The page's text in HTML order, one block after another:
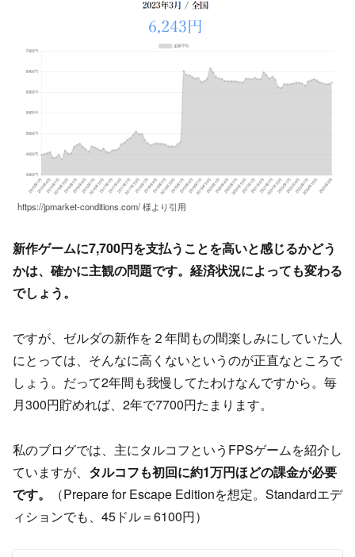
https://jpmarket-conditions.com/ 様より引用
新作ゲームに7,700円を支払うことを高いと感じるかどう
かは、確かに主観の問題です。経済状況によっても変わる
でしょう。
ですが、ゼルダの新作を２年間もの間楽しみにしていた人
にとっては、そんなに高くないというのが正直なところで
しょう。だって2年間も我慢してたわけなんですから。毎
月300円貯めれば、2年で7700円たまります。
私のブログでは、主にタルコフというFPSゲームを紹介し
ていますが、 タルコフも初回に約1万円ほどの課金が必要
です。
（Prepare for Escape Editionを想定。Standardエデ
ィションでも、45ドル＝6100円）